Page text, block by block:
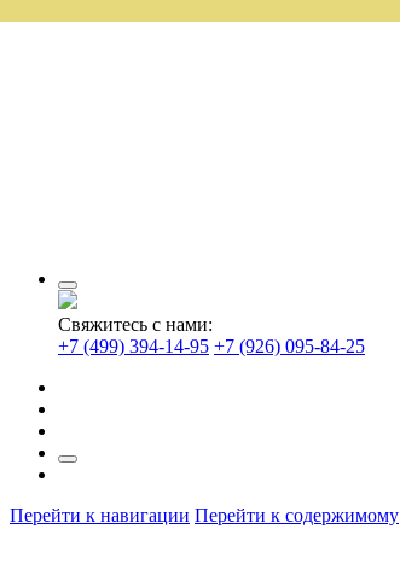
Свяжитесь с нами:
+7 (499) 394-14-95 +7 (926) 095-84-25
Перейти к навигации Перейти к содержимому